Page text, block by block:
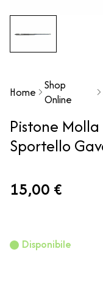
Home
Shop
Online
Pistone
Sportello
15,00 €
Disponibile